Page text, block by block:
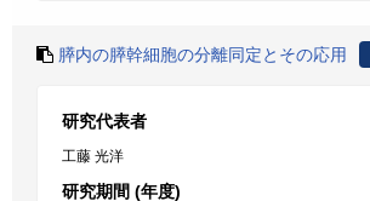
膵内の膵幹細胞の分離同定とその応用
研究代表者
工藤 光洋
研究期間 (年度)